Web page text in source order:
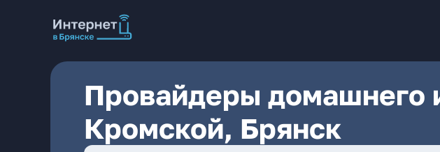
Провайдеры домашнего
Кромской, Брянск